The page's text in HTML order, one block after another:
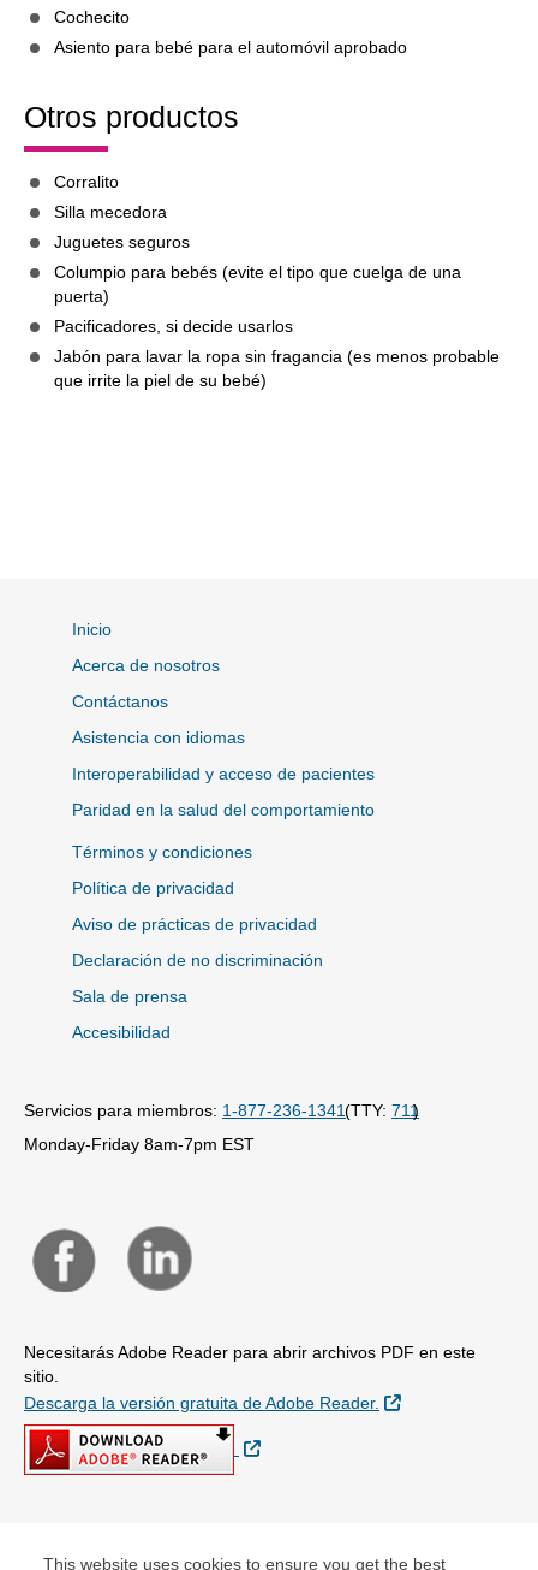
This website uses cookies to ensure you get the best
Cochecito
Asiento para bebé para el automóvil aprobado
Otros productos
Corralito
Silla mecedora
Juguetes seguros
Columpio para bebés (evite el tipo que cuelga de una
puerta)
Pacificadores, si decide usarlos
Jabón para lavar la ropa sin fragancia (es menos probable
que irrite la piel de su bebé)
Inicio
Acerca de nosotros
Contáctanos
Asistencia con idiomas
Interoperabilidad y acceso de pacientes
Paridad en la salud del comportamiento
Términos y condiciones
Política de privacidad
Aviso de prácticas de privacidad
Declaración de no discriminación
Sala de prensa
Accesibilidad
Servicios para miembros: 1-877-236-1341(TTY: 711)
Monday-Friday 8am-7pm EST
Necesitarás Adobe Reader para abrir archivos PDF en este
sitio.
Descarga la versión gratuita de Adobe Reader.
Sitio Externo
Sitio Externo